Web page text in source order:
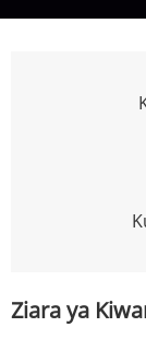
Ziara ya